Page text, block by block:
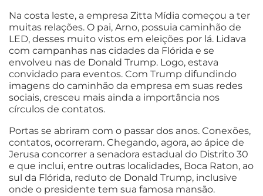
Na costa leste, a empresa Zitta Mídia começou a ter
muitas relações. O pai, Arno, possuia caminhão de
LED, desses muito vistos em eleições por lá. Lidava
com campanhas nas cidades da Flórida e se
envolveu nas de Donald Trump. Logo, estava
convidado para eventos. Com Trump difundindo
imagens do caminhão da empresa em suas redes
sociais, cresceu mais ainda a importância nos
círculos de contatos.
Portas se abriram com o passar dos anos. Conexões,
contatos, ocorreram. Chegando, agora, ao ápice de
Jerusa concorrer a senadora estadual do Distrito 30
e que inclui, entre outras localidades, Boca Raton, ao
sul da Flórida, reduto de Donald Trump, inclusive
onde o presidente tem sua famosa mansão.